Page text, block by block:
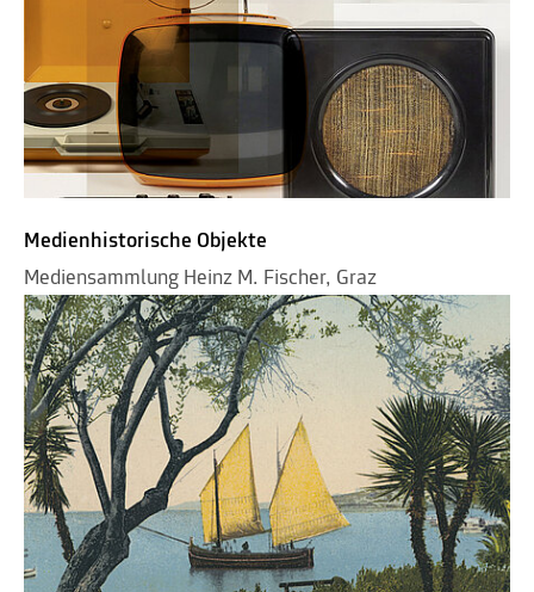
Medienhistorische Objekte
Mediensammlung Heinz M. Fischer, Graz